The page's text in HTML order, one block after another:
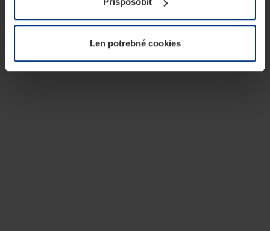
potrebujeme Vaše povolenie. Vaše povolenie môžete
kedykoľvek zmeniť alebo odvolať vo vysvetlení cookie
našej webovej stránky.Len potrebné cookies